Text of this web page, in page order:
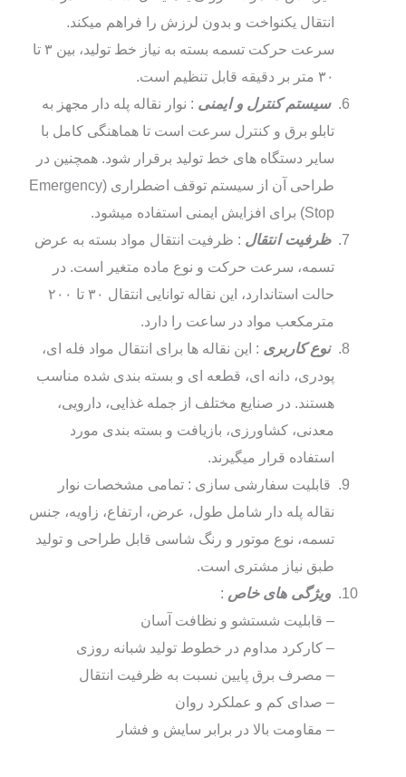
انتقال یکنواخت و بدون لرزش را فراهم میکند.
سرعت حرکت تسمه بسته به نیاز خط تولید، بین ۳ تا
۳۰ متر بر دقیقه قابل تنظیم است.
سیستم کنترل و ایمنی : نوار نقاله پله‌ دار مجهز به
تابلو برق و کنترل سرعت است تا هماهنگی کامل با
سایر دستگاه‌ های خط تولید برقرار شود. همچنین در
طراحی آن از سیستم توقف اضطراری (Emergency
Stop) برای افزایش ایمنی استفاده میشود.
ظرفیت انتقال : ظرفیت انتقال مواد بسته به عرض
تسمه، سرعت حرکت و نوع ماده متغیر است. در
حالت استاندارد، این نقاله توانایی انتقال ۳۰ تا ۲۰۰
مترمکعب مواد در ساعت را دارد.
نوع کاربری : این نقاله‌ ها برای انتقال مواد فله‌ ای،
پودری، دانه‌ ای، قطعه‌ ای و بسته‌ بندی‌ شده مناسب
هستند. در صنایع مختلف از جمله غذایی، دارویی،
معدنی، کشاورزی، بازیافت و بسته‌ بندی مورد
استفاده قرار میگیرند.
قابلیت سفارشی‌ سازی : تمامی مشخصات نوار
نقاله پله‌ دار شامل طول، عرض، ارتفاع، زاویه، جنس
تسمه، نوع موتور و رنگ شاسی قابل طراحی و تولید
طبق نیاز مشتری است.
ویژگی‌ های خاص :
– قابلیت شستشو و نظافت آسان
– کارکرد مداوم در خطوط تولید شبانه‌ روزی
– مصرف برق پایین نسبت به ظرفیت انتقال
– صدای کم و عملکرد روان
– مقاومت بالا در برابر سایش و فشار